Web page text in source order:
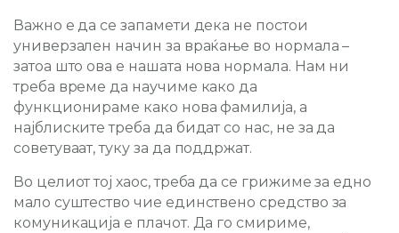
Важно е да се запамети дека не постои
универзален начин за враќање во нормала –
затоа што ова е нашата нова нормала. Нам ни
треба време да научиме како да
функционираме како нова фамилија, а
најблиските треба да бидат со нас, не за да
советуваат, туку за да поддржат.
Во целиот тој хаос, треба да се грижиме за едно
мало суштество чие единствено средство за
комуникација е плачот. Да го смириме,